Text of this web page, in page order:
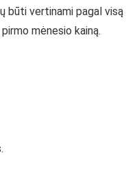
būti vertinami pagal visą
mėnesio kainą.